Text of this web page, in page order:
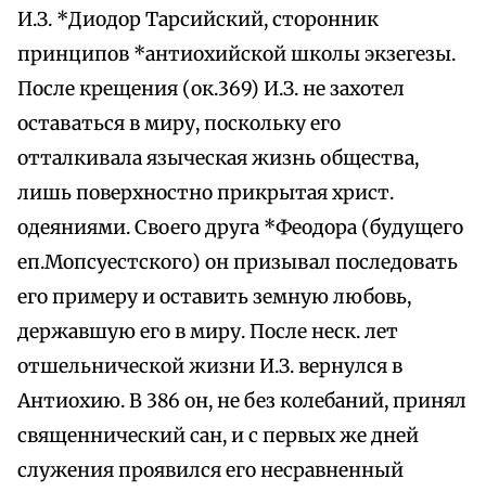
И.З. *Диодор Тарсийский, сторонник
принципов *антиохийской школы экзегезы.
После крещения (ок.369) И.З. не захотел
оставаться в миру, поскольку его
отталкивала языческая жизнь общества,
лишь поверхностно прикрытая христ.
одеяниями. Своего друга *Феодора (будущего
еп.Мопсуестского) он призывал последовать
его примеру и оставить земную любовь,
державшую его в миру. После неск. лет
отшельнической жизни И.З. вернулся в
Антиохию. В 386 он, не без колебаний, принял
священнический сан, и с первых же дней
служения проявился его несравненный